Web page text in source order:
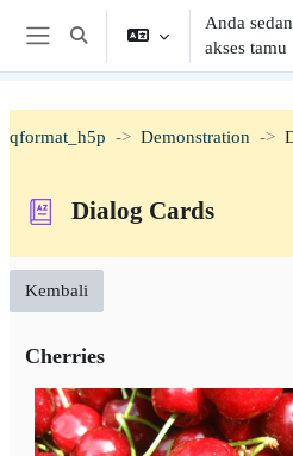
Lewati ke konten utama
Panel samping
Alihkan input pencarian
Anda
akses tamu
qformat_h5p Demonstration
Dialog Cards
Kembali
Cherries